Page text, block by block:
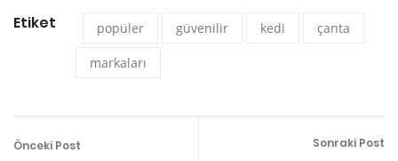
Etiket popüler güvenilir kedi çanta
markaları
Önceki Post Sonraki Post